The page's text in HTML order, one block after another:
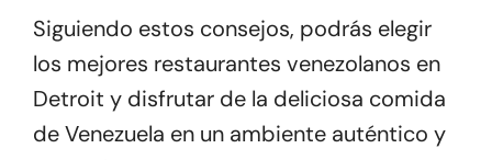
Siguiendo estos consejos, podrás elegir
los mejores restaurantes venezolanos en
Detroit y disfrutar de la deliciosa comida
de Venezuela en un ambiente auténtico y